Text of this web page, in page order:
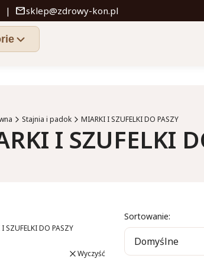
| mailsklep@zdrowy-kon.pl
Stajnia i padok MIARKI I SZUFELKI DO PASZY
I SZUFELKI
DO PASZY
Wyczyść
Lista
Sortowanie:
Domyślne